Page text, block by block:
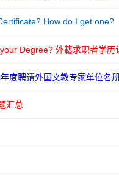
How do I get one?
Degree? 外籍求职者学历
度聘请外国文教专家单位名
汇总